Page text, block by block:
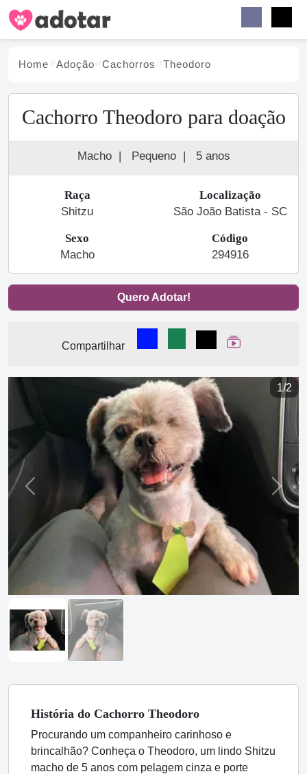
Home Adoção Cachorros Theodoro
Cachorro Theodoro para doação
Macho | Pequeno | 5 anos
Raça
Shitzu
Localização
São João Batista - SC
Sexo
Macho
Código
294916
Quero Adotar!
Compartilhar
Compartilhar no Facebook
Compartilhar no
Compartilhar
Ver Web Story
1/2
Previous Next
História do Cachorro Theodoro
Procurando um companheiro carinhoso e
brincalhão? Conheça o Theodoro, um lindo Shitzu
macho de 5 anos com pelagem cinza e porte